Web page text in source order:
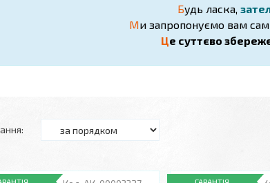
Будь ласка,
Ми запропонуємо вам
Це суттєво